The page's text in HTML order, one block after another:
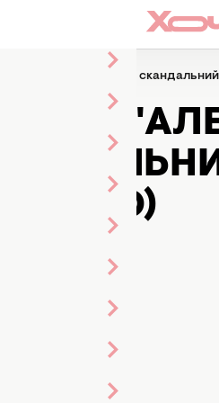
з "Алеї зірок" у Києві:
З
(ФОТО)